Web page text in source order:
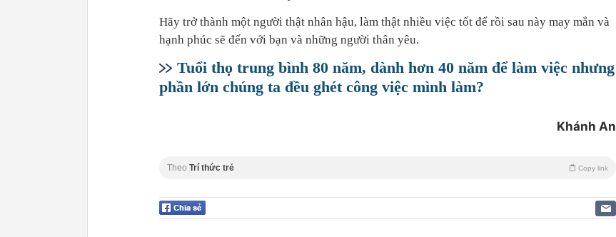
Hãy trở thành một người thật nhân hậu, làm thật nhiều việc tốt để rồi sau này may mắn và
hạnh phúc sẽ đến với bạn và những người thân yêu.
Tuổi thọ trung bình 80 năm, dành hơn 40 năm để làm việc nhưng
phần lớn chúng ta đều ghét công việc mình làm?
Khánh An
Theo Trí thức trẻ Copy link